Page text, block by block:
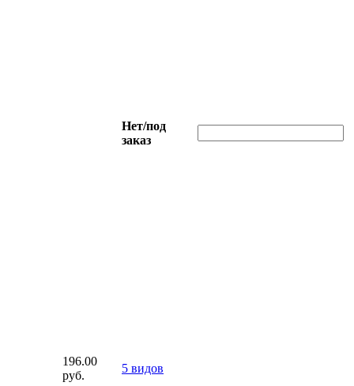
Нет/под
заказ
196.00
руб.
5 видов